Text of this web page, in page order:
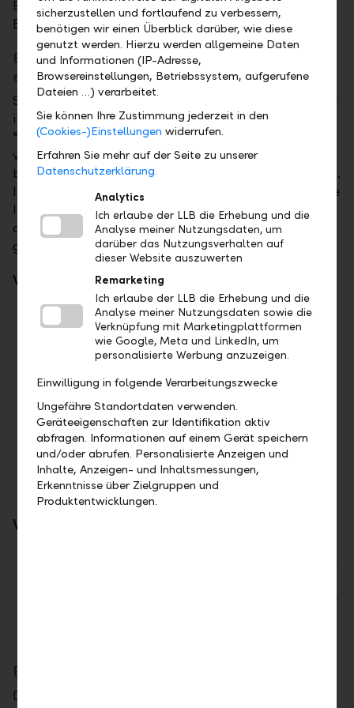
Betriebssystem bildet die Grundlage für sicheres
Banking.
Bargeld im E-Banking bestellen und per Post
erhalten
Sie planen eine Auslandsreise und benötigen Bargeld
in der lokalen Währung? Mit der neuen Funktion
"Bargeld bestellen" können Sie Fremdwährungen in
verschiedenen Stückelungen direkt im E-Banking
bestellen und sich bequem nach Hause liefern lassen.
Innerhalb von zwei bis drei Arbeitstagen erhalten Sie
Ihr Bargeld per Post. So sind Sie mit Bargeld und
dem LLB-Kartenangebot bestens für Ihre Ferien
gerüstet.
Was ist neu?
Bargeldbestellung direkt im E-Banking
Auswahl der gängigsten Währungen und
Stückelungen
Versand per Post an Ihre in der Schweiz oder
in Liechtenstein hinterlegte Domiziladresse
Vollständig digitaler Prozess inklusive
Freigabe mittels Zwei-Faktor-
Authentifizierung
Bestelllimiten: Gegenwert von CHF 100 bis
CHF 20'000
Vorteile für Sie
Einfache und schnelle Bestellung rund um die
Einstellungen für Newsletter und Datenschutz
Die Einstellungen im Bereich "Datenschutz" wurden
sicherzustellen und fortlaufend zu verbessern,
benötigen wir einen Überblick darüber, wie diese
genutzt werden. Hierzu werden allgemeine Daten
und Informationen (IP-Adresse,
Browsereinstellungen, Betriebssystem, aufgerufene
Dateien …) verarbeitet.
Sie können Ihre Zustimmung jederzeit in den
(Cookies-)Einstellungen widerrufen.
Erfahren Sie mehr auf der Seite zu unserer
Datenschutzerklärung.
Analytics
Ich erlaube der LLB die Erhebung und die
Analyse meiner Nutzungsdaten, um
darüber das Nutzungsverhalten auf
dieser Website auszuwerten
Remarketing
Ich erlaube der LLB die Erhebung und die
Analyse meiner Nutzungsdaten sowie die
Verknüpfung mit Marketingplattformen
wie Google, Meta und LinkedIn, um
personalisierte Werbung anzuzeigen.
Einwilligung in folgende Verarbeitungszwecke
Ungefähre Standortdaten verwenden.
Geräteeigenschaften zur Identifikation aktiv
abfragen. Informationen auf einem Gerät speichern
und/oder abrufen. Personalisierte Anzeigen und
Inhalte, Anzeigen- und Inhaltsmessungen,
Erkenntnisse über Zielgruppen und
Produktentwicklungen.